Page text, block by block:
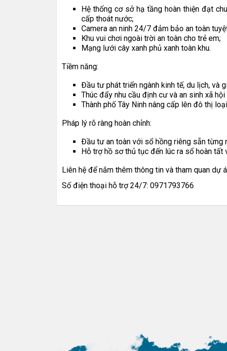
Hệ thống cơ sở hạ tầng hoàn thiện đạt
cấp thoát nước;
Camera an ninh 24/7 đảm bảo an toàn
Khu vui chơi ngoài trời an toàn cho trẻ em;
Mạng lưới cây xanh phủ xanh toàn khu.
Tiềm năng:
Đầu tư phát triển ngành kinh tế, du lịch, và
Thúc đẩy nhu cầu định cư và an sinh xã hội
Thành phố Tây Ninh nâng cấp lên đô thị
Pháp lý rõ ràng hoàn chỉnh:
Đầu tư an toàn với sổ hồng riêng sẵn từng
Hỗ trợ hồ sơ thủ tục đến lúc ra sổ hoàn tất
Liên hệ để nắm thêm thông tin và tham quan dự
Số điện thoại hỗ trợ 24/7: 0971793766